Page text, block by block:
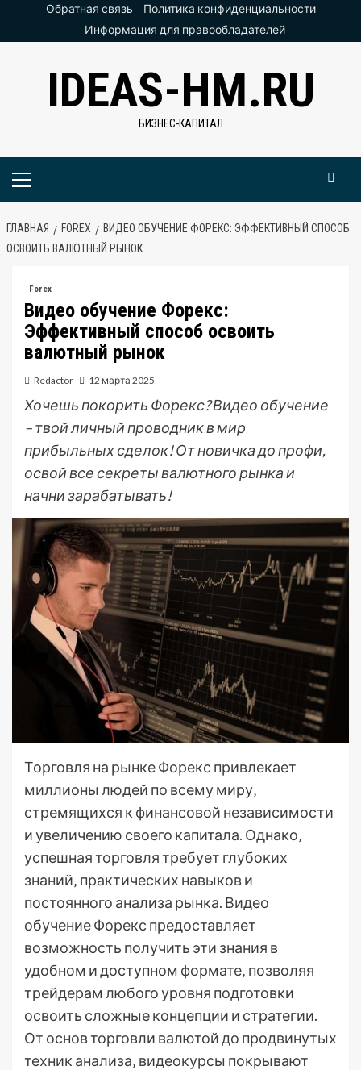
ПерейтиОбратная связь
Политика конфиденциальности
Информация для правообладателей
IDEAS-HM.RU
БИЗНЕС-КАПИТАЛ
Основное
ГЛАВНАЯ FOREX
ВИДЕО ОБУЧЕНИЕ ФОРЕКС: ЭФФЕКТИВНЫЙ СПОСОБ
ОСВОИТЬ ВАЛЮТНЫЙ РЫНОК
Forex
Видео обучение Форекс:
Эффективный способ освоить
валютный рынок
Redactor 12 марта 2025
Хочешь покорить Форекс? Видео обучение
– твой личный проводник в мир
прибыльных сделок! От новичка до профи,
освой все секреты валютного рынка и
начни зарабатывать!
Торговля на рынке Форекс привлекает
миллионы людей по всему миру‚
стремящихся к финансовой независимости
и увеличению своего капитала. Однако‚
успешная торговля требует глубоких
знаний‚ практических навыков и
постоянного анализа рынка. Видео
обучение Форекс предоставляет
возможность получить эти знания в
удобном и доступном формате‚ позволяя
трейдерам любого уровня подготовки
освоить сложные концепции и стратегии.
От основ торговли валютой до продвинутых
техник анализа‚ видеокурсы покрывают